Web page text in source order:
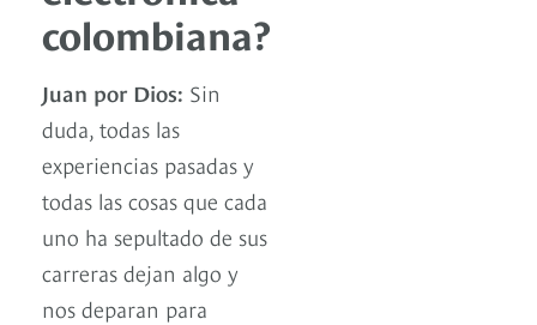
colombiana?
Juan por Dios: Sin
duda, todas las
experiencias pasadas y
todas las cosas que cada
uno ha sepultado de sus
carreras dejan algo y
nos deparan para